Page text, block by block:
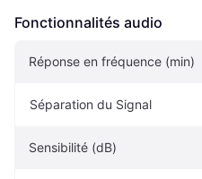
Fonctionnalités audio
Réponse en fréquence (min)
Séparation du Signal
Sensibilité (dB)